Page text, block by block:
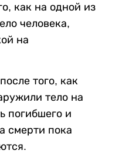
как на одной из
человека,
на
того, как
тело на
погибшего и
смерти пока